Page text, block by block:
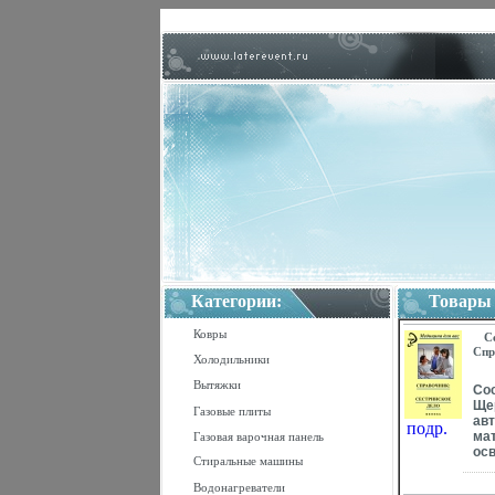
Категории:
Ковры
Холодильники
Вытяжки
Газовые плиты
Газовая варочная панель
Стиральные машины
Водонагреватели
Товары
подр.